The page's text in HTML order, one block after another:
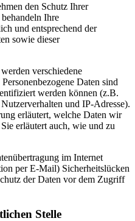
den Schutz Ihrer
Ihre
und entsprechend der
sowie dieser
verschiedene
Daten sind
werden können (z.B.
und IP-Adresse).
erläutert, welche Daten wir
erläutert auch, wie und zu
im Internet
per E-Mail) Sicherheitslücken
der Daten vor dem Zugriff
Stelle